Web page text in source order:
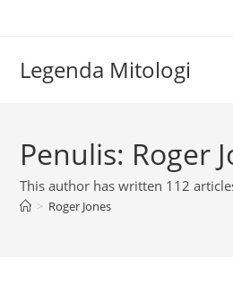
Legenda Mitologi
Penulis: Roger
This author has written 112
> Roger Jones